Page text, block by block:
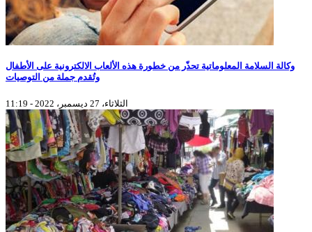
وكالة السلامة المعلوماتية تحذّر من خطورة هذه الألعاب الالكترونية على الأطفال
وتُقدم جملة من التوصيات
الثلاثاء، 27 ديسمبر، 2022 - 11:19